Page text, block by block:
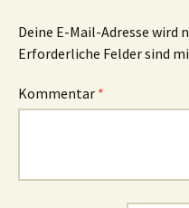
Deine E-Mail-Adresse
Erforderliche Felder sind
Kommentar *